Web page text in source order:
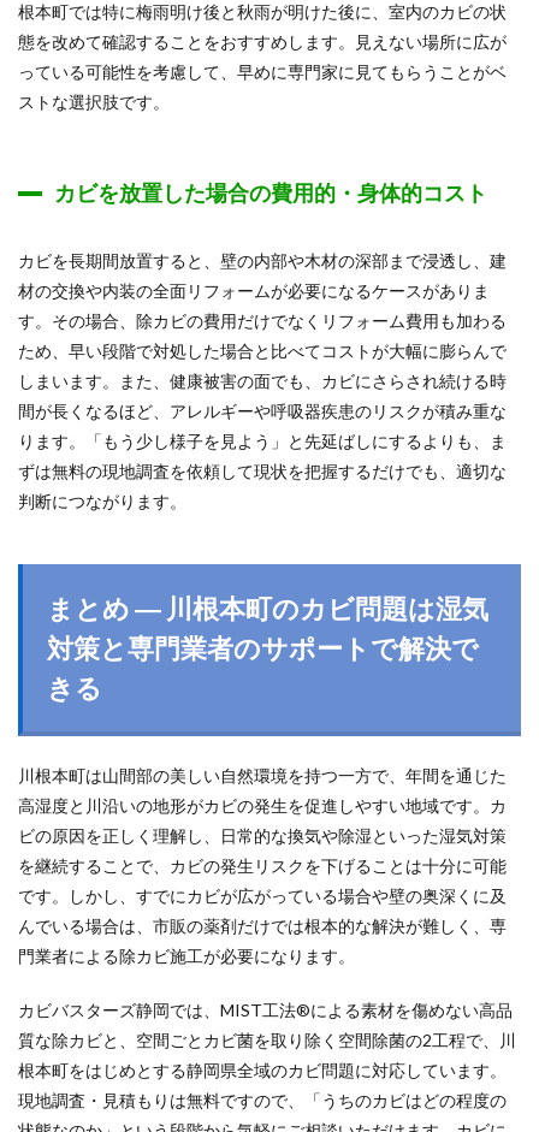
根本町では特に梅雨明け後と秋雨が明けた後に、室内のカビの状
態を改めて確認することをおすすめします。見えない場所に広が
っている可能性を考慮して、早めに専門家に見てもらうことがベ
ストな選択肢です。
カビを放置した場合の費用的・身体的コスト
カビを長期間放置すると、壁の内部や木材の深部まで浸透し、建
材の交換や内装の全面リフォームが必要になるケースがありま
す。その場合、除カビの費用だけでなくリフォーム費用も加わる
ため、早い段階で対処した場合と比べてコストが大幅に膨らんで
しまいます。また、健康被害の面でも、カビにさらされ続ける時
間が長くなるほど、アレルギーや呼吸器疾患のリスクが積み重な
ります。「もう少し様子を見よう」と先延ばしにするよりも、ま
ずは無料の現地調査を依頼して現状を把握するだけでも、適切な
判断につながります。
まとめ ― 川根本町のカビ問題は湿気
対策と専門業者のサポートで解決で
きる
川根本町は山間部の美しい自然環境を持つ一方で、年間を通じた
高湿度と川沿いの地形がカビの発生を促進しやすい地域です。カ
ビの原因を正しく理解し、日常的な換気や除湿といった湿気対策
を継続することで、カビの発生リスクを下げることは十分に可能
です。しかし、すでにカビが広がっている場合や壁の奥深くに及
んでいる場合は、市販の薬剤だけでは根本的な解決が難しく、専
門業者による除カビ施工が必要になります。
カビバスターズ静岡では、MIST工法®による素材を傷めない高品
質な除カビと、空間ごとカビ菌を取り除く空間除菌の2工程で、川
根本町をはじめとする静岡県全域のカビ問題に対応しています。
現地調査・見積もりは無料ですので、「うちのカビはどの程度の